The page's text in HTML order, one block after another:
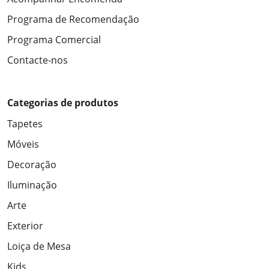
Programa de Recomendação
Programa Comercial
Contacte-nos
Categorias de produtos
Tapetes
Móveis
Decoração
Iluminação
Arte
Exterior
Loiça de Mesa